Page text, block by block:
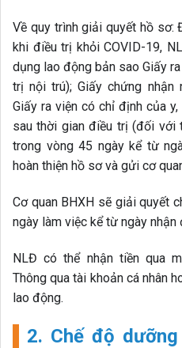
Về quy trình giải quyết hồ sơ:
khi điều trị khỏi COVID-19,
dụng lao động bản sao Giấy
trị nội trú); Giấy chứng nhận
Giấy ra viện có chỉ định của
sau thời gian điều trị (đối với
trong vòng 45 ngày kể từ
hoàn thiện hồ sơ và gửi cơ
Cơ quan BHXH sẽ giải quyết
ngày làm việc kể từ ngày
NLĐ có thể nhận tiền qua
Thông qua tài khoản cá nhân
lao động.
2. Chế độ